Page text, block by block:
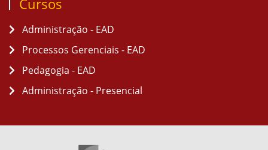
Cursos
Administração - EAD
Processos Gerenciais - EAD
Pedagogia - EAD
Administração - Presencial